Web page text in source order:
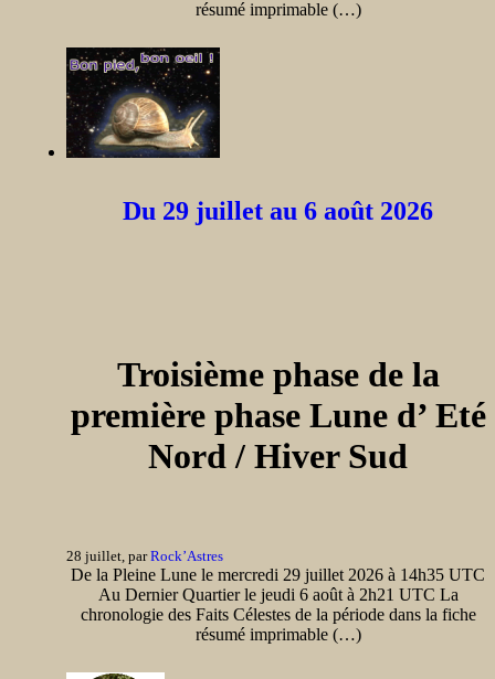
résumé imprimable (…)
Du 29 juillet au 6 août 2026
Troisième phase de la
première phase Lune d’ Eté
Nord / Hiver Sud
28 juillet, parRock’Astres
De la Pleine Lune le mercredi 29 juillet 2026 à 14h35 UTC
Au Dernier Quartier le jeudi 6 août à 2h21 UTC La
chronologie des Faits Célestes de la période dans la fiche
résumé imprimable (…)